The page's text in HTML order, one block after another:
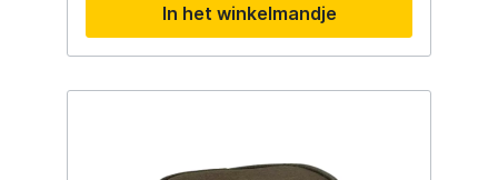
In het winkelmandje